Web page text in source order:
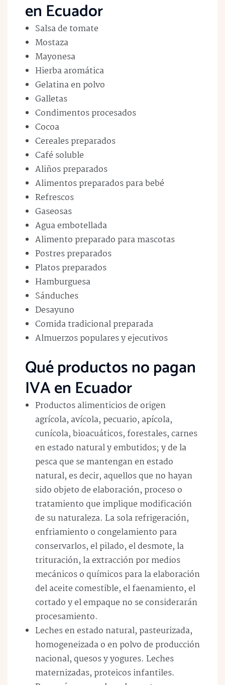
en Ecuador
Salsa de tomate
Mostaza
Mayonesa
Hierba aromática
Gelatina en polvo
Galletas
Condimentos procesados
Cocoa
Cereales preparados
Café soluble
Aliños preparados
Alimentos preparados para bebé
Refrescos
Gaseosas
Agua embotellada
Alimento preparado para mascotas
Postres preparados
Platos preparados
Hamburguesa
Sánduches
Desayuno
Comida tradicional preparada
Almuerzos populares y ejecutivos
Qué productos no pagan
IVA en Ecuador
Productos alimenticios de origen
agrícola, avícola, pecuario, apícola,
cunícola, bioacuáticos, forestales, carnes
en estado natural y embutidos; y de la
pesca que se mantengan en estado
natural, es decir, aquellos que no hayan
sido objeto de elaboración, proceso o
tratamiento que implique modificación
de su naturaleza. La sola refrigeración,
enfriamiento o congelamiento para
conservarlos, el pilado, el desmote, la
trituración, la extracción por medios
mecánicos o químicos para la elaboración
del aceite comestible, el faenamiento, el
cortado y el empaque no se considerarán
procesamiento.
Leches en estado natural, pasteurizada,
homogeneizada o en polvo de producción
nacional, quesos y yogures. Leches
maternizadas, proteicos infantiles.